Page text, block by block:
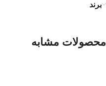
برند
محصولات مشابه